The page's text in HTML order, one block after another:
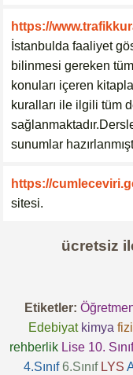
https://
İstanbulda faaliyet
bilinmesi gereken
konuları içeren
kuralları ile ilgili tüm
sunumlar
https://
sitesi.
ücretsiz
Etiketler:
Edebiyat kimya
rehberlik Lise 10. Sınıf
4.Sınıf 6.Sınıf LYS